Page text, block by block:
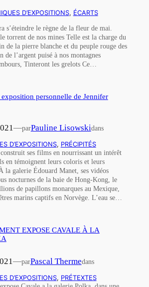
D’EXPOSITIONS, ÉCARTS
s’éteindre le règne de la fleur de mai.
torrent de nos mines Telle est la charge du
de la pierre blanche et du peuple rouge des
de l’argent puisé à nos montagnes
Tinteront les grelots Ce…
exposition personnelle de Jennifer
—parPauline Lisowskidans
D’EXPOSITIONS, PRÉCIPITÉS
ses films en nourrissant un intérêt
en témoignent leurs coloris et leurs
la galerie Édouard Manet, ses vidéos
nocturnes de la baie de Hong-Kong, le
de papillons monarques au Mexique,
marins captifs en Norvège. L’eau se…
EXPOSE CAVALE À LA
—parPascal Thermedans
D’EXPOSITIONS, PRÉTEXTES